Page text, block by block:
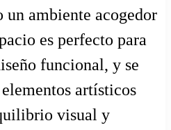
un ambiente acogedor
es perfecto para
funcional, y se
artísticos
visual y